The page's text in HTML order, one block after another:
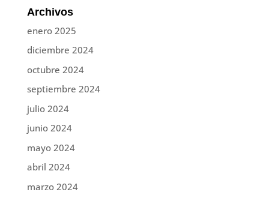
Archivos
enero 2025
diciembre 2024
octubre 2024
septiembre 2024
julio 2024
junio 2024
mayo 2024
abril 2024
marzo 2024